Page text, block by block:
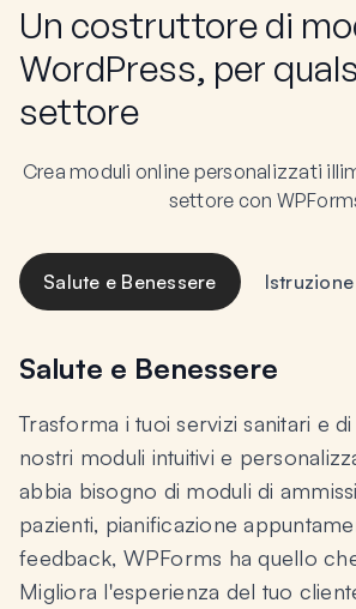
Un costruttore di
WordPress, per
settore
Crea moduli online personalizzati
settore con
Salute e Benessere Istruzione
Salute e Benessere
Trasforma i tuoi servizi sanitari e
nostri moduli intuitivi e
abbia bisogno di moduli di
pazienti, pianificazione
feedback, WPForms ha quello
Migliora l'esperienza del tuo